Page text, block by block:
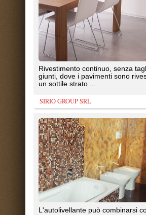
TrovaPavimenti.it
AF Coding Studio
via A. Diaz, 1
20087 Robecco sul Naviglio (MI)